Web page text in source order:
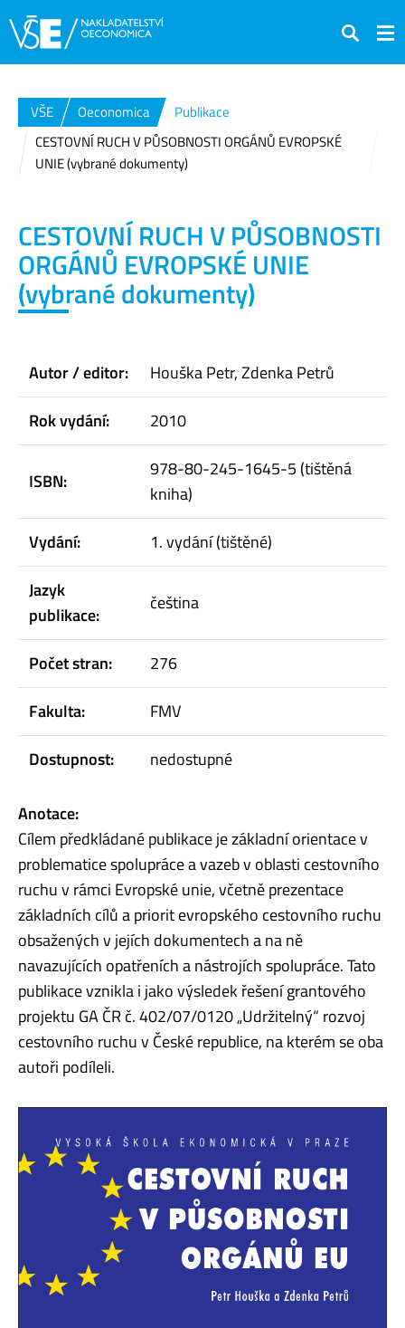
Hledat
VŠE Oeconomica
Publikace
CESTOVNÍ RUCH V PŮSOBNOSTI ORGÁNŮ EVROPSKÉ
UNIE (vybrané dokumenty)
CESTOVNÍ RUCH V PŮSOBNOSTI
ORGÁNŮ EVROPSKÉ UNIE
(vybrané dokumenty)
Autor / editor:
Houška Petr, Zdenka Petrů
Rok vydání:
2010
ISBN:
978-80-245-1645-5 (tištěná
kniha)
Vydání:
1. vydání (tištěné)
Jazyk
publikace:
čeština
Počet stran:
276
Fakulta:
FMV
Dostupnost:
nedostupné
Anotace:
Cílem předkládané publikace je základní orientace v
problematice spolupráce a vazeb v oblasti cestovního
ruchu v rámci Evropské unie, včetně prezentace
základních cílů a priorit evropského cestovního ruchu
obsažených v jejích dokumentech a na ně
navazujících opatřeních a nástrojích spolupráce. Tato
publikace vznikla i jako výsledek řešení grantového
projektu GA ČR č. 402/07/0120 „Udržitelný“ rozvoj
cestovního ruchu v České republice, na kterém se oba
autoři podíleli.